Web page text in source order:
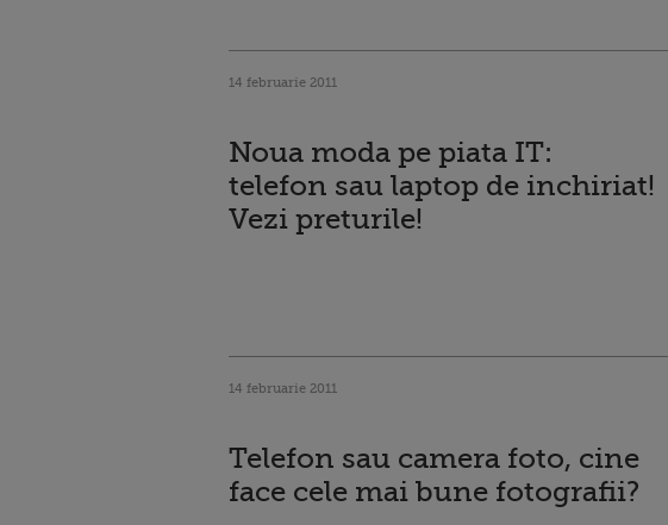
14 februarie 2011
Noua moda pe piata IT:
telefon sau laptop de inchiriat!
Vezi preturile!
14 februarie 2011
Telefon sau camera foto, cine
face cele mai bune fotografii?